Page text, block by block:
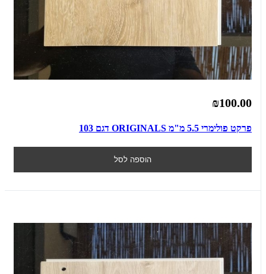
₪100.00
פרקט פולימרי 5.5 מ"מ ORIGINALS דגם 103
הוספה לסל